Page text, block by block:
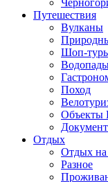
Путешествия
Вулканы
Шоп-
Поход
Объекты
Отдых
Отдых на
Разное